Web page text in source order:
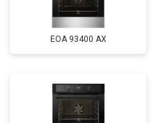
EOA 93400 AX